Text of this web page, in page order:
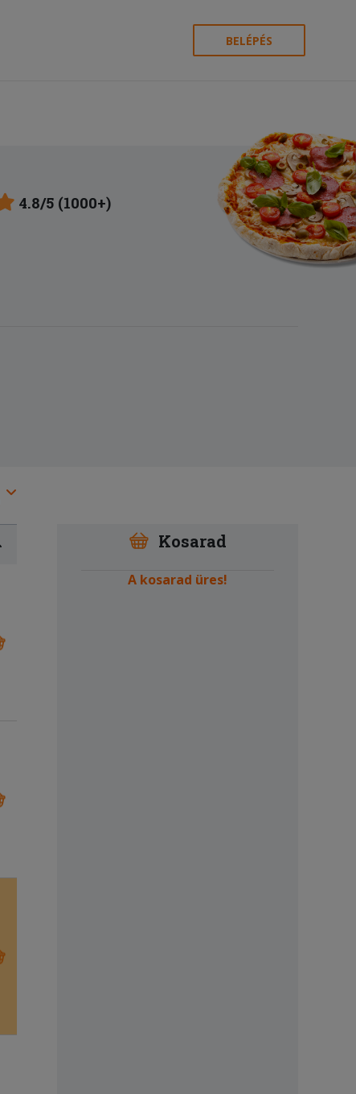
BELÉPÉS
4.8/5 (1000+)
Kosarad
A kosarad üres!